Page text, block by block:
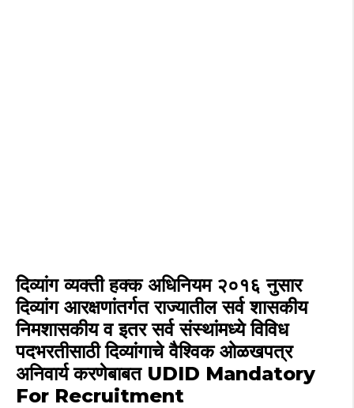
दिव्यांग व्यक्ती हक्क अधिनियम २०१६ नुसार
दिव्यांग आरक्षणांतर्गत राज्यातील सर्व शासकीय
निमशासकीय व इतर सर्व संस्थांमध्ये विविध
पदभरतीसाठी दिव्यांगाचे वैश्विक ओळखपत्र
अनिवार्य करणेबाबत UDID Mandatory
For Recruitment